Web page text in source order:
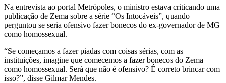
Na entrevista ao portal Metrópoles, o ministro estava criticando uma
publicação de Zema sobre a série “Os Intocáveis”, quando
perguntou se seria ofensivo fazer bonecos do ex-governador de MG
como homossexual.
“Se começamos a fazer piadas com coisas sérias, com as
instituições, imagine que comecemos a fazer bonecos do Zema
como homossexual. Será que não é ofensivo? É correto brincar com
isso?”, disse Gilmar Mendes.